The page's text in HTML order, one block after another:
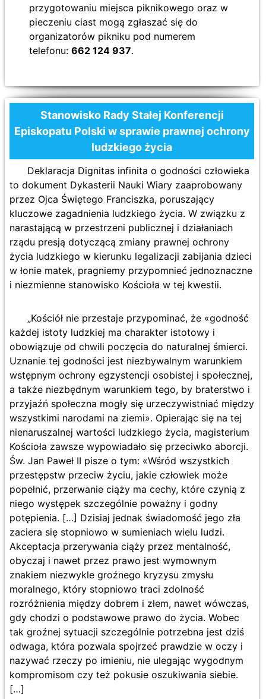
przygotowaniu miejsca piknikowego oraz w
pieczeniu ciast mogą zgłaszać się do
organizatorów pikniku pod numerem
telefonu: 662 124 937.
Stanowisko Rady Stałej Konferencji
Episkopatu Polski w sprawie prawnej ochrony
ludzkiego życia
Deklaracja Dignitas infinita o godności człowieka
to dokument Dykasterii Nauki Wiary zaaprobowany
przez Ojca Świętego Franciszka, poruszający
kluczowe zagadnienia ludzkiego życia. W związku z
narastającą w przestrzeni publicznej i działaniach
rządu presją dotyczącą zmiany prawnej ochrony
życia ludzkiego w kierunku legalizacji zabijania dzieci
w łonie matek, pragniemy przypomnieć jednoznaczne
i niezmienne stanowisko Kościoła w tej kwestii.
„Kościół nie przestaje przypominać, że «godność
każdej istoty ludzkiej ma charakter istotowy i
obowiązuje od chwili poczęcia do naturalnej śmierci.
Uznanie tej godności jest niezbywalnym warunkiem
wstępnym ochrony egzystencji osobistej i społecznej,
a także niezbędnym warunkiem tego, by braterstwo i
przyjaźń społeczna mogły się urzeczywistniać między
wszystkimi narodami na ziemi». Opierając się na tej
nienaruszalnej wartości ludzkiego życia, magisterium
Kościoła zawsze wypowiadało się przeciwko aborcji.
Św. Jan Paweł II pisze o tym: «Wśród wszystkich
przestępstw przeciw życiu, jakie człowiek może
popełnić, przerwanie ciąży ma cechy, które czynią z
niego występek szczególnie poważny i godny
potępienia. […] Dzisiaj jednak świadomość jego zła
zaciera się stopniowo w sumieniach wielu ludzi.
Akceptacja przerywania ciąży przez mentalność,
obyczaj i nawet przez prawo jest wymownym
znakiem niezwykle groźnego kryzysu zmysłu
moralnego, który stopniowo traci zdolność
rozróżnienia między dobrem i złem, nawet wówczas,
gdy chodzi o podstawowe prawo do życia. Wobec
tak groźnej sytuacji szczególnie potrzebna jest dziś
odwaga, która pozwala spojrzeć prawdzie w oczy i
nazywać rzeczy po imieniu, nie ulegając wygodnym
kompromisom czy też pokusie oszukiwania siebie.
[…]